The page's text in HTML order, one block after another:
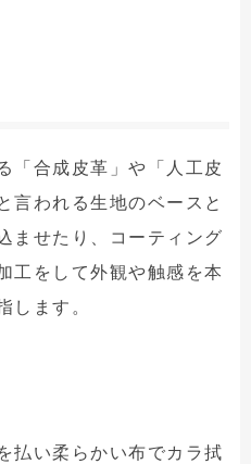
「合成皮革」や「人工皮
言われる生地のベースと
ませたり、コーティング
工をして外観や触感を本
します。
払い柔らかい布でカラ拭